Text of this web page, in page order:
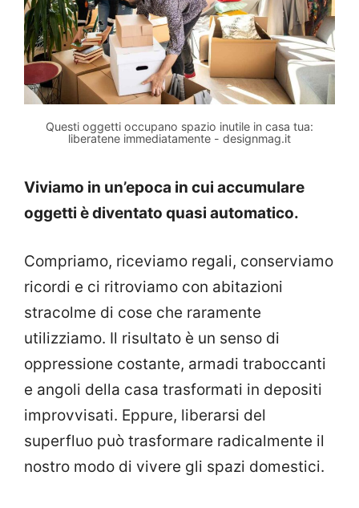
Questi oggetti occupano spazio inutile in casa tua:
liberatene immediatamente - designmag.it
Viviamo in un’epoca in cui accumulare
oggetti è diventato quasi automatico.
Compriamo, riceviamo regali, conserviamo
ricordi e ci ritroviamo con abitazioni
stracolme di cose che raramente
utilizziamo. Il risultato è un senso di
oppressione costante, armadi traboccanti
e angoli della casa trasformati in depositi
improvvisati. Eppure, liberarsi del
superfluo può trasformare radicalmente il
nostro modo di vivere gli spazi domestici.